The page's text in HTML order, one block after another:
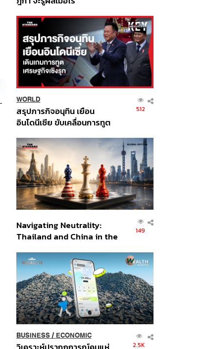
WORLD
สรุปภารกิจอนุทิน เยือน
อินโดนีเซีย ขับเคลื่อนการทูต
ส่วนยุทธศาสตร์ไทย –
อินโดนีเซีย
512
Navigating Neutrality:
Thailand and China in the
Order
149
BUSINESS/ ECONOMIC
2.5K